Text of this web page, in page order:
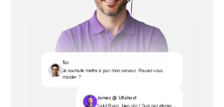
Toi
Je souhaite mettre à jour mon serveur. Pouvez-vous
m'aider ?
James @ Ultahost
Salut Ryan, bien sûr ! Suis ces étapes...